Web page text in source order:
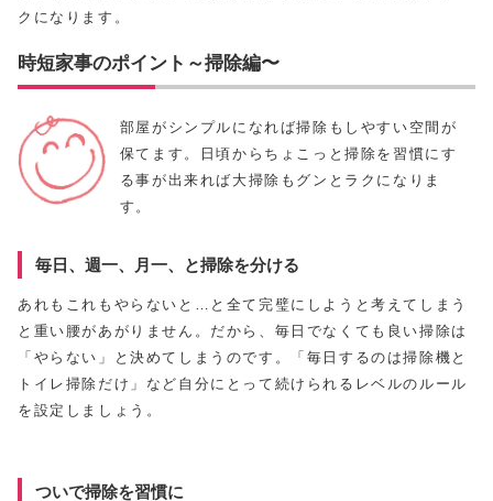
クになります。
時短家事のポイント～掃除編〜
部屋がシンプルになれば掃除もしやすい空間が
保てます。日頃からちょこっと掃除を習慣にす
る事が出来れば大掃除もグンとラクになりま
す。
毎日、週一、月一、と掃除を分ける
あれもこれもやらないと…と全て完璧にしようと考えてしまう
と重い腰があがりません。だから、毎日でなくても良い掃除は
「やらない」と決めてしまうのです。「毎日するのは掃除機と
トイレ掃除だけ」など自分にとって続けられるレベルのルール
を設定しましょう。
ついで掃除を習慣に